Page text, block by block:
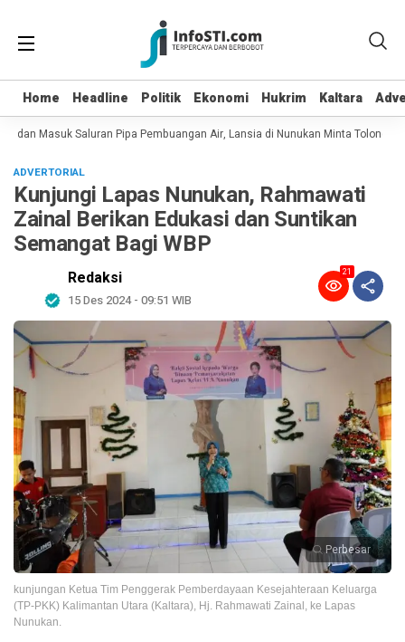
Home Headline Politik Ekonomi Hukrim Kaltara
Home Headline Politik Ekonomi Hukrim Kaltara
dan Masuk Saluran Pipa Pembuangan Air, Lansia di Nunukan Minta Tolong
ADVERTORIAL
Kunjungi Lapas Nunukan, Rahmawati
Zainal Berikan Edukasi dan Suntikan
Semangat Bagi WBP
Redaksi
15 Des 2024 - 09:51 WIB
21
Perbesar
kunjungan Ketua Tim Penggerak Pemberdayaan Kesejahteraan Keluarga
(TP-PKK) Kalimantan Utara (Kaltara), Hj. Rahmawati Zainal, ke Lapas
Nunukan.